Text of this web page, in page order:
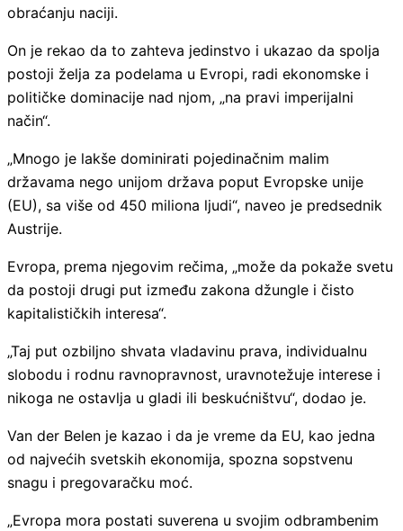
obraćanju naciji.
On je rekao da to zahteva jedinstvo i ukazao da spolja
postoji želja za podelama u Evropi, radi ekonomske i
političke dominacije nad njom, „na pravi imperijalni
način“.
„Mnogo je lakše dominirati pojedinačnim malim
državama nego unijom država poput Evropske unije
(EU), sa više od 450 miliona ljudi“, naveo je predsednik
Austrije.
Evropa, prema njegovim rečima, „može da pokaže svetu
da postoji drugi put između zakona džungle i čisto
kapitalističkih interesa“.
„Taj put ozbiljno shvata vladavinu prava, individualnu
slobodu i rodnu ravnopravnost, uravnotežuje interese i
nikoga ne ostavlja u gladi ili beskućništvu“, dodao je.
Van der Belen je kazao i da je vreme da EU, kao jedna
od najvećih svetskih ekonomija, spozna sopstvenu
snagu i pregovaračku moć.
„Evropa mora postati suverena u svojim odbrambenim